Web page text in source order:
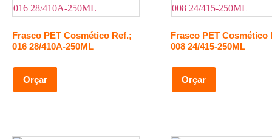
Frasco PET Cosmético Ref.;
016 28/410A-250ML
Orçar
Frasco PET Cosmético
008 24/415-250ML
Orçar